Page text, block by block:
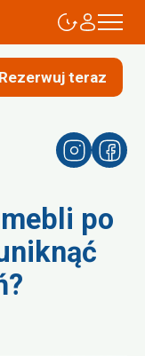
Rezerwuj teraz
po